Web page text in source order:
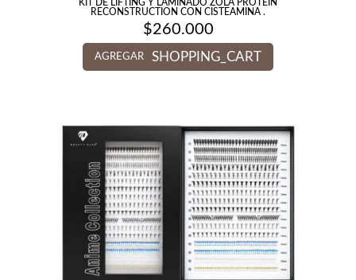
KIT DE LIFTING Y LAMINADO ZOLA PROTEIN
RECONSTRUCTION CON CISTEAMINA .
$260.000
AGREGAR SHOPPING_CART